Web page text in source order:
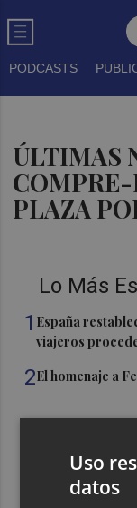
PODCASTS
ÚLTIMAS
PLAZA
Lo Más
1 España
viajeros
2El homenaje a
Foios se vuelca
Uso
datos